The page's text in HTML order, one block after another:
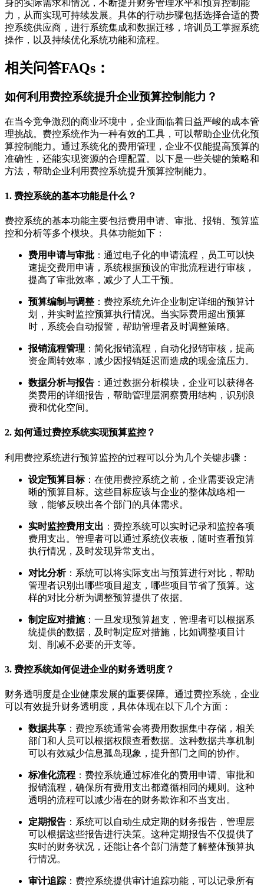
身的实际需求和情况，不断提升财务管理水平和预算控制能
力，从而实现可持续发展。具体的行动步骤包括选择合适的费
控系统供应商，进行系统集成和数据迁移，培训员工掌握系统
操作，以及持续优化系统功能和流程。
相关问答FAQs：
如何利用费控系统提升企业预算控制能力？
在当今竞争激烈的商业环境中，企业面临着日益严峻的成本管
理挑战。费控系统作为一种有效的工具，可以帮助企业优化预
算控制能力。通过系统化的费用管理，企业不仅能提高预算的
准确性，还能实现资源的合理配置。以下是一些关键的策略和
方法，帮助企业利用费控系统提升预算控制能力。
1. 费控系统的基本功能是什么？
费控系统的基本功能主要包括费用申请、审批、报销、预算监
控和分析等多个模块。具体功能如下：
费用申请与审批 ：通过电子化的申请流程，员工可以快
速提交费用申请，系统根据预设的审批流程进行审核，
提高了审批效率，减少了人工干预。
预算编制与调整 ：费控系统允许企业制定详细的预算计
划，并实时监控预算执行情况。当实际费用超出预算
时，系统会自动报警，帮助管理者及时调整策略。
报销流程管理 ：简化报销流程，自动化报销审核，提高
资金周转效率，减少因报销延迟而造成的现金流压力。
数据分析与报告 ：通过数据分析模块，企业可以获得各
类费用的详细报告，帮助管理层洞察费用结构，识别浪
费和优化空间。
2. 如何通过费控系统实现预算监控？
利用费控系统进行预算监控的过程可以分为几个关键步骤：
设定预算目标：在使用费控系统之前，企业需要设定清
晰的预算目标。这些目标应该与企业的整体战略相一
致，能够反映出各个部门的具体需求。
实时监控费用支出 ：费控系统可以实时记录和监控各项
费用支出。管理者可以通过系统仪表板，随时查看预算
执行情况，及时发现异常支出。
对比分析：系统可以将实际支出与预算进行对比，帮助
管理者识别出哪些项目超支，哪些项目节省了预算。这
样的对比分析为调整预算提供了依据。
制定应对措施：一旦发现预算超支，管理者可以根据系
统提供的数据，及时制定应对措施，比如调整项目计
划、削减不必要的开支等。
3. 费控系统如何促进企业的财务透明度？
财务透明度是企业健康发展的重要保障。通过费控系统，企业
可以有效提升财务透明度，具体体现在以下几个方面：
数据共享 ：费控系统通常会将费用数据集中存储，相关
部门和人员可以根据权限查看数据。这种数据共享机制
可以有效减少信息孤岛现象，提升部门之间的协作。
标准化流程 ：费控系统通过标准化的费用申请、审批和
报销流程，确保所有费用支出都遵循相同的规则。这种
透明的流程可以减少潜在的财务欺诈和不当支出。
定期报告 ：系统可以自动生成定期的财务报告，管理层
可以根据这些报告进行决策。这种定期报告不仅提供了
实时的财务状况，还能让各个部门清楚了解整体预算执
行情况。
审计追踪 ：费控系统提供审计追踪功能，可以记录所有